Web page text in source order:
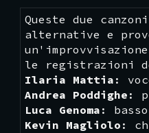
Queste due
alternative e
le registrazioni
Ilaria Mattia :
Andrea Poddighe :
Luca Genoma :
Kevin Magliolo :